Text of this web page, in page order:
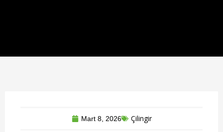
Mart 8, 2026 Çilingir